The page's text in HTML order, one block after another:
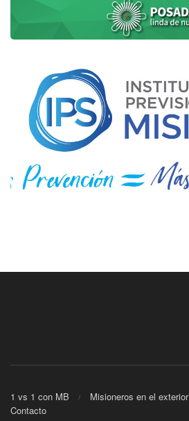
1 vs 1 con MB Misioneros en el exterior
Contacto